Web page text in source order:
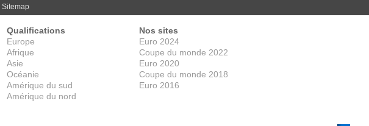
Sitemap
Qualifications
Europe
Afrique
Asie
Océanie
Amérique du sud
Amérique du nord
Nos sites
Euro 2024
Coupe du monde 2022
Euro 2020
Coupe du monde 2018
Euro 2016